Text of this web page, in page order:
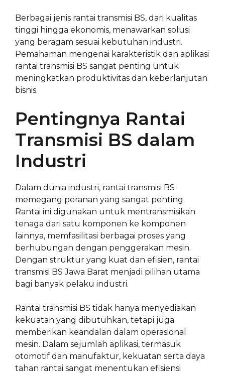
Berbagai jenis rantai transmisi BS, dari kualitas
tinggi hingga ekonomis, menawarkan solusi
yang beragam sesuai kebutuhan industri.
Pemahaman mengenai karakteristik dan aplikasi
rantai transmisi BS sangat penting untuk
meningkatkan produktivitas dan keberlanjutan
bisnis.
Pentingnya Rantai
Transmisi BS dalam
Industri
Dalam dunia industri, rantai transmisi BS
memegang peranan yang sangat penting.
Rantai ini digunakan untuk mentransmisikan
tenaga dari satu komponen ke komponen
lainnya, memfasilitasi berbagai proses yang
berhubungan dengan penggerakan mesin.
Dengan struktur yang kuat dan efisien, rantai
transmisi BS Jawa Barat menjadi pilihan utama
bagi banyak pelaku industri.
Rantai transmisi BS tidak hanya menyediakan
kekuatan yang dibutuhkan, tetapi juga
memberikan keandalan dalam operasional
mesin. Dalam sejumlah aplikasi, termasuk
otomotif dan manufaktur, kekuatan serta daya
tahan rantai sangat menentukan efisiensi